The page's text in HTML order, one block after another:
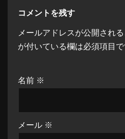
コメントを残す
メールアドレスが公開され
が付いている欄は必須項目で
名前 ※
メール ※